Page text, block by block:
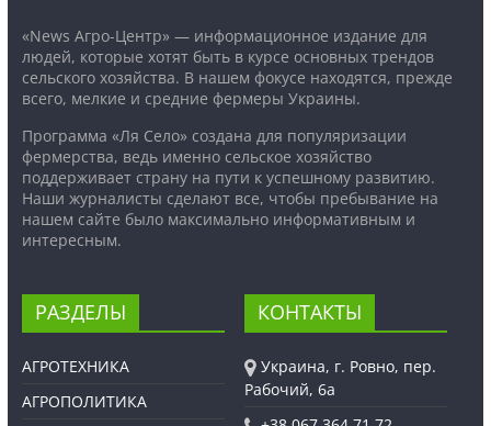
«News Агро-Центр» — информационное издание для
людей, которые хотят быть в курсе основных трендов
сельского хозяйства. В нашем фокусе находятся, прежде
всего, мелкие и средние фермеры Украины.
Программа «Ля Село» создана для популяризации
фермерства, ведь именно сельское хозяйство
поддерживает страну на пути к успешному развитию.
Наши журналисты сделают все, чтобы пребывание на
нашем сайте было максимально информативным и
интересным.
РАЗДЕЛЫ
АГРОТЕХНИКА
АГРОПОЛИТИКА
КОНТАКТЫ
Украина, г. Ровно, пер.
Рабочий, 6а